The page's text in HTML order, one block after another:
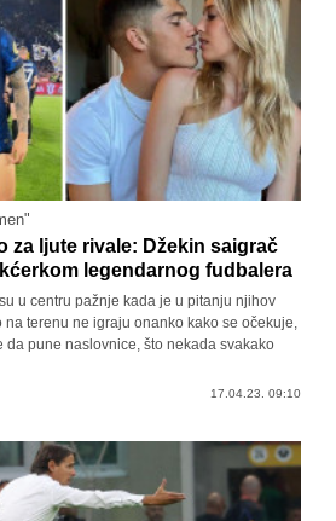
za ljute rivale: Džekin saigrač
legendarnog fudbalera
u centru pažnje kada je u pitanju njihov
terenu ne igraju onanko kako se očekuje,
da pune naslovnice, što nekada svakako
17.04.23. 09:10